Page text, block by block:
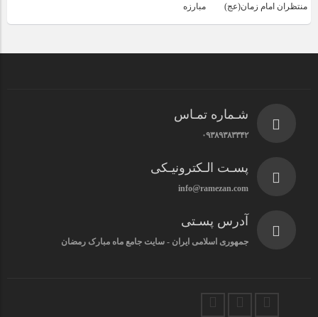
منتظران امام زمان(عج)
مبارزه
شـماره تمـاس
۰۹۳۸۹۳۸۳۳۴۲
پسـت الـکترونیـکی
info@ramezan.com
آدرس پسـتی
جمهوری اسلامی ایران - سایت جامع ماه مبارک رمضان